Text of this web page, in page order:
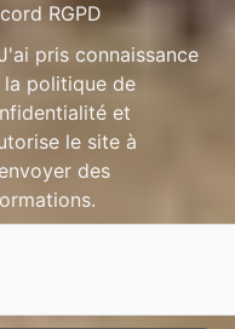
RGPD
pris connaissance
la politique de
et
le site à
des